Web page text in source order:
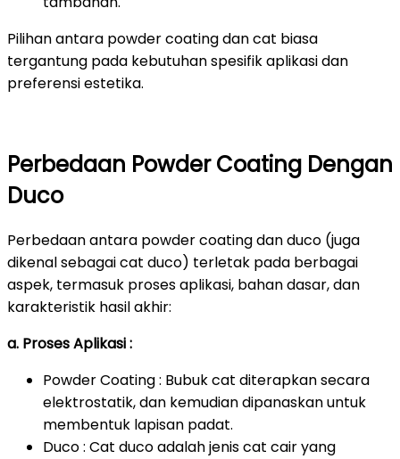
Pilihan antara powder coating dan cat biasa
tergantung pada kebutuhan spesifik aplikasi dan
preferensi estetika.
Perbedaan Powder Coating Dengan
Duco
Perbedaan antara powder coating dan duco (juga
dikenal sebagai cat duco) terletak pada berbagai
aspek, termasuk proses aplikasi, bahan dasar, dan
karakteristik hasil akhir:
a. Proses Aplikasi :
Powder Coating : Bubuk cat diterapkan secara
elektrostatik, dan kemudian dipanaskan untuk
membentuk lapisan padat.
Duco : Cat duco adalah jenis cat cair yang